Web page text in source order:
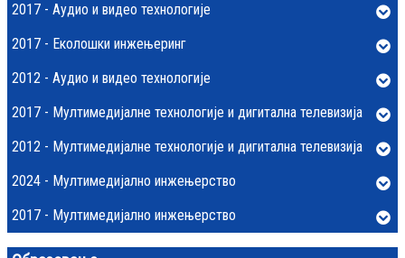
2017 - Аудио и видео технологије
2017 - Еколошки инжењеринг
2012 - Аудио и видео технологије
2017 - Мултимедијалне технологије и дигитална телевизија
2012 - Мултимедијалне технологије и дигитална телевизија
2024 - Мултимедијално инжењерство
2017 - Мултимедијално инжењерство